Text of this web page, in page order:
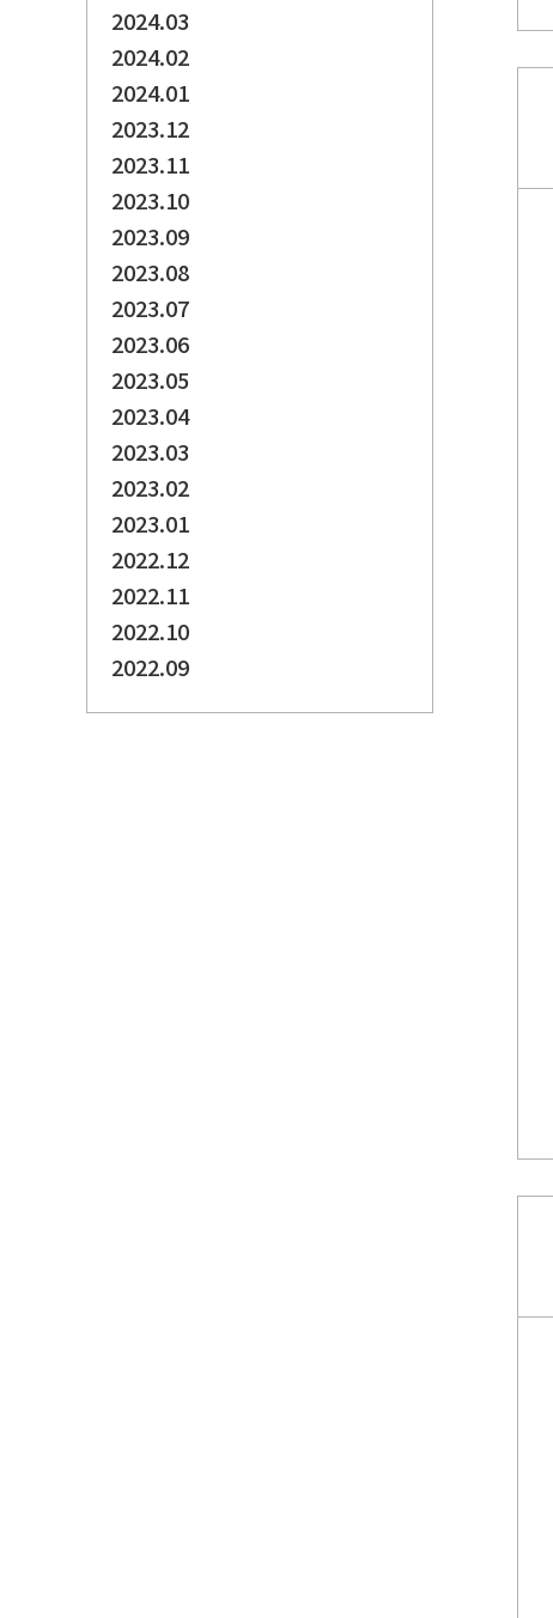
2024.03
2024.02
2024.01
2023.12
2023.11
2023.10
2023.09
2023.08
2023.07
2023.06
2023.05
2023.04
2023.03
2023.02
2023.01
2022.12
2022.11
2022.10
2022.09